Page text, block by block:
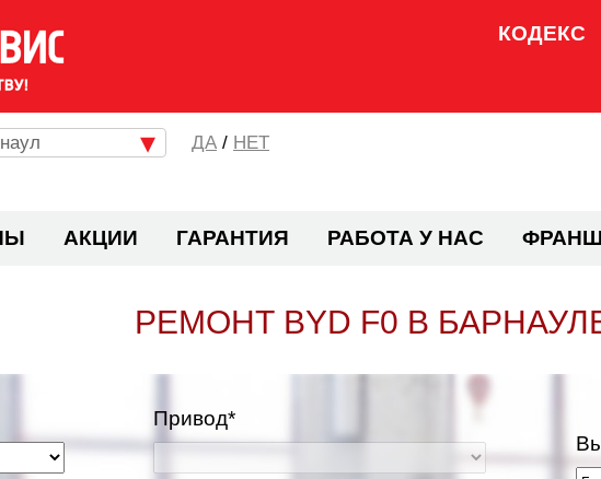
КОДЕКС
/ НЕТ
АКЦИИ ГАРАНТИЯ РАБОТА У НАС
РЕМОНТ BYD F0 В
Привод*